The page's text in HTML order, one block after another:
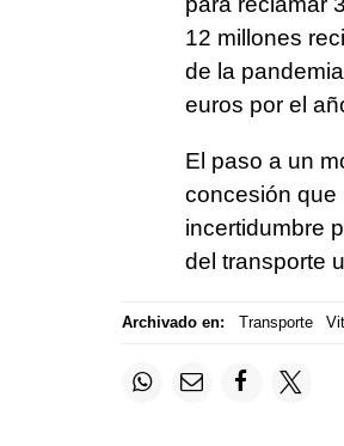
12 millones
de la
euros por el
El paso a un
concesión que
incertidumbre
del transporte
Archivado en: Transporte